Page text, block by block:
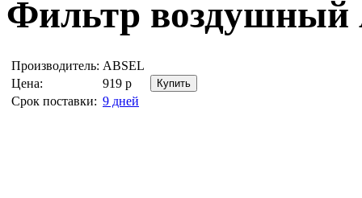
Фильтр воздушный
Производитель: ABSEL
Цена:
919 р
Срок поставки: 9 дней